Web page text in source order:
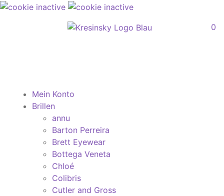
0
Mein Konto
Brillen
annu
Barton Perreira
Brett Eyewear
Bottega Veneta
Chloé
Colibris
Cutler and Gross